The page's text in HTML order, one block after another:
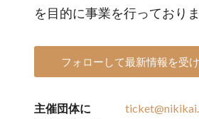
を目的に事業を行っており
フォローして最新情報を受
主催団体に